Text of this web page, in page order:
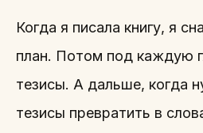
Когда я писала книгу, я
план. Потом под каждую
тезисы. А дальше, когда
тезисы превратить в